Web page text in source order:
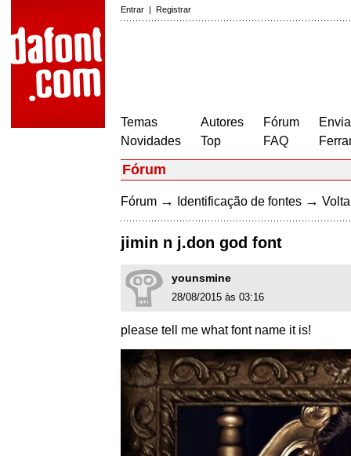
Entrar | Registrar
Temas
Novidades
Autores
Top
Fórum
FAQ
Fórum
Fórum → Identificação de fontes →
jimin n j.don god font
younsmine
28/08/2015 às 03:16
please tell me what font name it is!